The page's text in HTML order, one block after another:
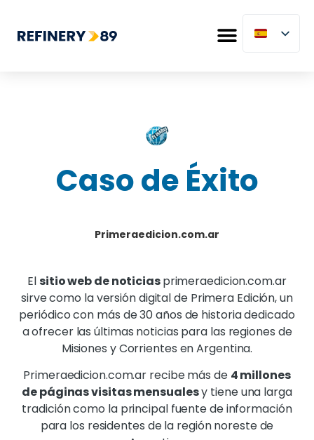
Caso de Éxito
Primeraedicion.com.ar
Elsitio web de noticiasprimeraedicion.com.ar
sirve como la versión digital de Primera Edición, un
periódico con más de 30 años de historia dedicado
a ofrecer las últimas noticias para las regiones de
Misiones y Corrientes en Argentina.
Primeraedicion.com.ar recibe más de 4 millones
de páginas visitas mensualesy tiene una larga
tradición como la principal fuente de información
para los residentes de la región noreste de